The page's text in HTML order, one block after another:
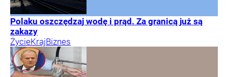
Polaku oszczędzaj wodę i prąd. Za granicą już są
zakazy
ŻycieKrajBiznes